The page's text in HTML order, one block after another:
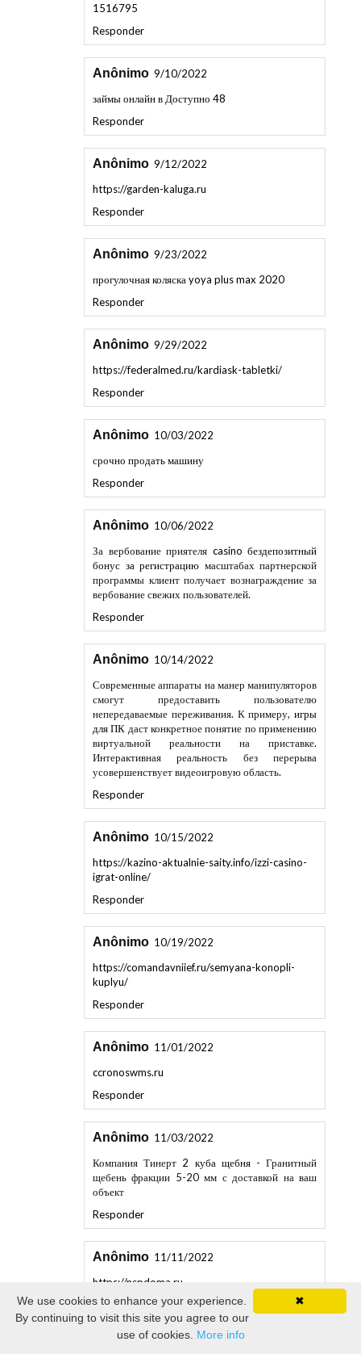
Responder
Anônimo 9/10/2022
займы онлайн в Доступно 48
Responder
Anônimo 9/12/2022
https://garden-kaluga.ru
Responder
Anônimo 9/23/2022
прогулочная коляска yoya plus max 2020
Responder
Anônimo 9/29/2022
https://federalmed.ru/kardiask-tabletki/
Responder
Anônimo 10/03/2022
срочно продать машину
Responder
Anônimo 10/06/2022
За вербование приятеля
бонус за регистрациюмасштабах партнерской
программы клиент получает вознаграждение за
вербование свежих пользователей.
Responder
Anônimo 10/14/2022
Современные аппараты на манер манипуляторов
смогут предоставить пользователю
непередаваемые переживания. К примеру,игры
для ПКдаст конкретное понятие по применению
виртуальной реальности на приставке.
Интерактивная реальность без перерыва
усовершенствует видеоигровую область.
Responder
Anônimo 10/15/2022
https://kazino-aktualnie-saity.info/izzi-casino-
igrat-online/
Responder
Anônimo 10/19/2022
https://comandavniief.ru/semyana-konopli-
kuplyu/
Responder
Anônimo 11/01/2022
Responder
Anônimo 11/03/2022
Компания Тинерт
2 куба щебня
щебень фракции 5-20 мм с доставкой на ваш
объект
Responder
Anônimo 11/11/2022
https://nspdoma.ru
Anônimo 11/13/2022
✖
We use cookies to enhance your experience.
By continuing to visit this site you agree to our
use of cookies. More info